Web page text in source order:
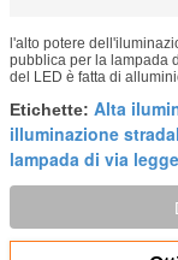
l'alto potere
pubblica per la lampada
del LED è fatta di
Etichette: Alta
illuminazione
lampada di via